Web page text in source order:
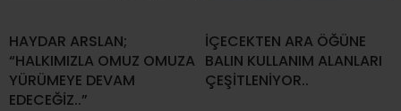
HAYDAR ARSLAN;
“HALKIMIZLA OMUZ OMUZA
YÜRÜMEYE DEVAM
EDECEĞİZ..”
İÇECEKTEN ARA ÖĞÜNE
BALIN KULLANIM ALANLARI
ÇEŞİTLENİYOR..